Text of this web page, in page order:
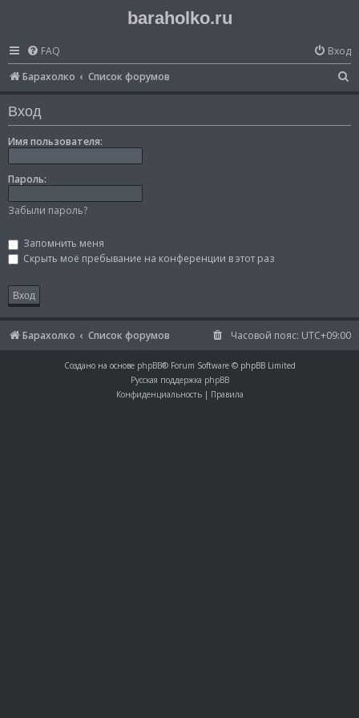
baraholko.ru
FAQ
Вход
Барахолко
Список форумов
о
Вход
Имя пользователя:
Пароль:
Забыли пароль?
Запомнить меня
Скрыть моё пребывание на конференции в этот раз
Барахолко Список форумов Часовой пояс: UTC+09:00
Создано на основе phpBB® Forum Software © phpBB Limited
Русская поддержка phpBB
Конфиденциальность| Правила